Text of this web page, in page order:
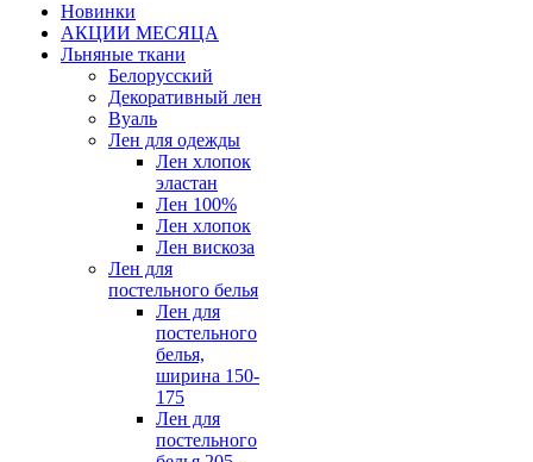
Новинки
АКЦИИ МЕСЯЦА
Льняные ткани
Белорусский
Декоративный лен
Вуаль
Лен для одежды
Лен хлопок
эластан
Лен 100%
Лен хлопок
Лен вискоза
Лен для
постельного белья
Лен для
постельного
белья,
ширина 150-
175
Лен для
постельного